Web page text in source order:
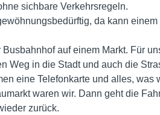
sichbare Verkehrsregeln.
da kann einem
Busbahnhof auf einem Markt. Für
Weg in die Stadt und auch die
eine Telefonkarte und alles, was
waren wir. Dann geht die
zurück.